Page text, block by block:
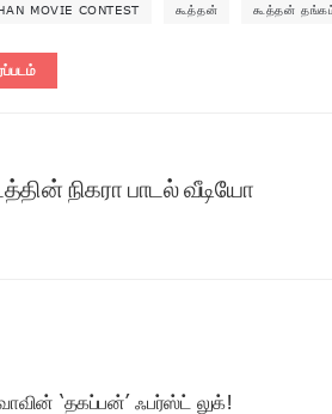
MOVIE CONTEST கூத்தன் கூத்தன் தங்கம்
நிகரா பாடல் வீடியோ
‘தகப்பன்’ ஃபர்ஸ்ட் லுக்!